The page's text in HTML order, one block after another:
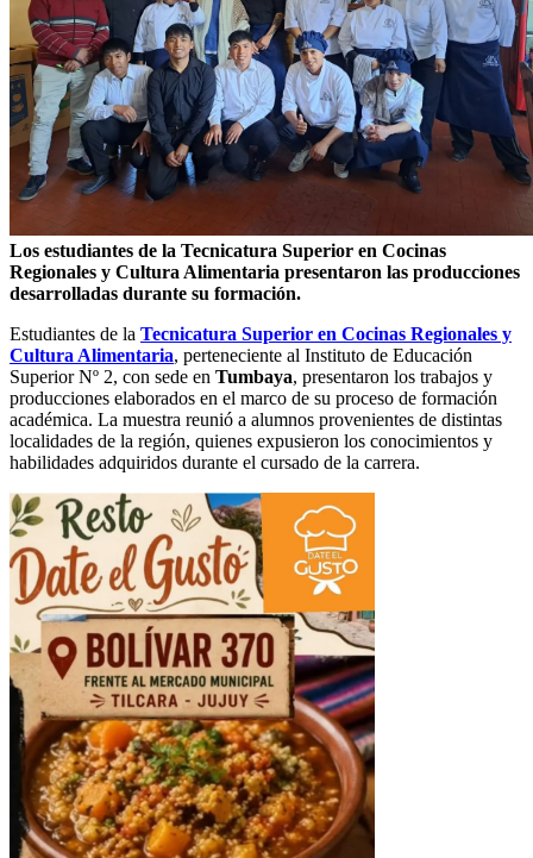
Los estudiantes de la Tecnicatura Superior en Cocinas
Regionales y Cultura Alimentaria presentaron las producciones
desarrolladas durante su formación.
Estudiantes de la Tecnicatura Superior en Cocinas Regionales y
Cultura Alimentaria, perteneciente al Instituto de Educación
Superior Nº 2, con sede en Tumbaya, presentaron los trabajos y
producciones elaborados en el marco de su proceso de formación
académica. La muestra reunió a alumnos provenientes de distintas
localidades de la región, quienes expusieron los conocimientos y
habilidades adquiridos durante el cursado de la carrera.